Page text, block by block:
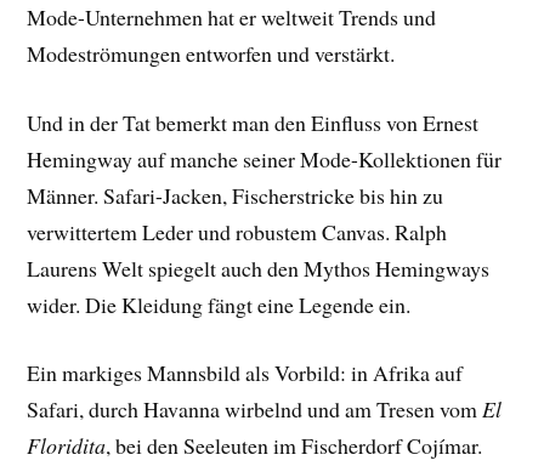
Mode-Unternehmen hat er weltweit Trends und
Modeströmungen entworfen und verstärkt.
Und in der Tat bemerkt man den Einfluss von Ernest
Hemingway auf manche seiner Mode-Kollektionen für
Männer. Safari-Jacken, Fischerstricke bis hin zu
verwittertem Leder und robustem Canvas. Ralph
Laurens Welt spiegelt auch den Mythos Hemingways
wider. Die Kleidung fängt eine Legende ein.
Ein markiges Mannsbild als Vorbild: in Afrika auf
Safari, durch Havanna wirbelnd und am Tresen vomEl
Floridita, bei den Seeleuten im Fischerdorf Cojímar.